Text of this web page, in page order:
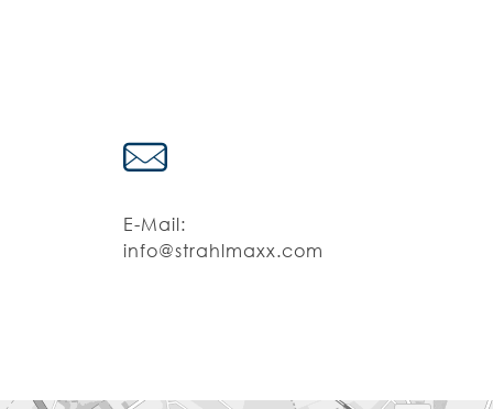
E-Mail:
info@strahlmaxx.com